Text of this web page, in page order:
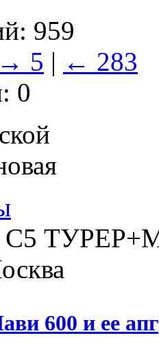
959
→ 5 | ← 283
0
С5
600 и ее